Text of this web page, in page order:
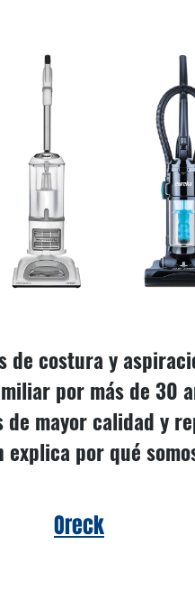
de costura y
por más de 30
mayor calidad y
por qué
Oreck